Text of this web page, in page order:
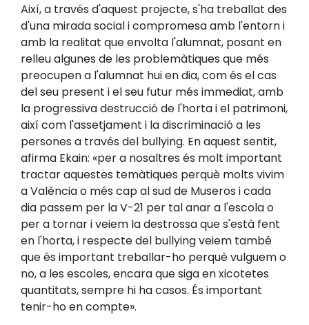
Així, a través d'aquest projecte, s'ha treballat des
d'una mirada social i compromesa amb l'entorn i
amb la realitat que envolta l'alumnat, posant en
relleu algunes de les problemàtiques que més
preocupen a l'alumnat hui en dia, com és el cas
del seu present i el seu futur més immediat, amb
la progressiva destrucció de l'horta i el patrimoni,
així com l'assetjament i la discriminació a les
persones a través del bullying. En aquest sentit,
afirma Ekain: «per a nosaltres és molt important
tractar aquestes temàtiques perquè molts vivim
a València o més cap al sud de Museros i cada
dia passem per la V-21 per tal anar a l'escola o
per a tornar i veiem la destrossa que s'està fent
en l'horta, i respecte del bullying veiem també
que és important treballar-ho perquè vulguem o
no, a les escoles, encara que siga en xicotetes
quantitats, sempre hi ha casos. És important
tenir-ho en compte».